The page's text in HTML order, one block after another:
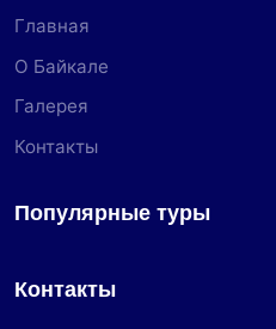
Главная
О Байкале
Галерея
Контакты
Популярные туры
Контакты